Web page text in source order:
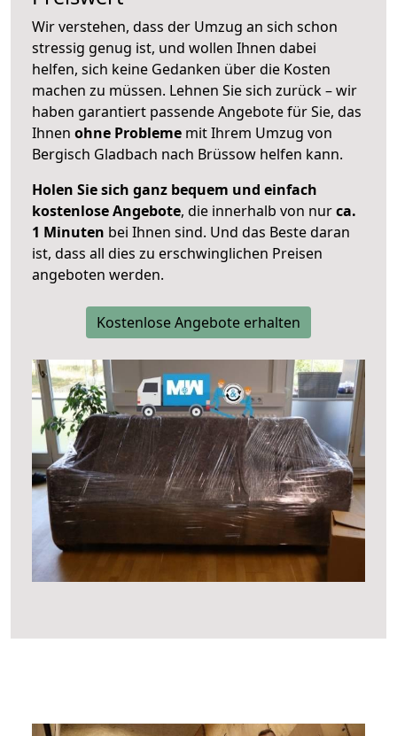
Wir verstehen, dass der Umzug an sich schon
stressig genug ist, und wollen Ihnen dabei
helfen, sich keine Gedanken über die Kosten
machen zu müssen. Lehnen Sie sich zurück – wir
haben garantiert passende Angebote für Sie, das
Ihnen ohne Probleme mit Ihrem Umzug von
Bergisch Gladbach nach Brüssow helfen kann.
Holen Sie sich ganz bequem und einfach
kostenlose Angebote, die innerhalb von nurca.
1 Minuten bei Ihnen sind. Und das Beste daran
ist, dass all dies zu erschwinglichen Preisen
angeboten werden.
Kostenlose Angebote erhalten